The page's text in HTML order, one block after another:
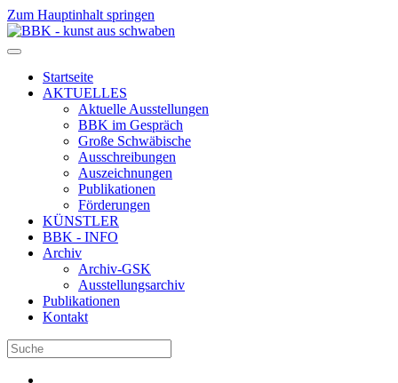
Zum Hauptinhalt springen
Startseite
AKTUELLES
Aktuelle Ausstellungen
BBK im Gespräch
Große Schwäbische
Ausschreibungen
Auszeichnungen
Publikationen
Förderungen
KÜNSTLER
BBK - INFO
Archiv
Archiv-GSK
Ausstellungsarchiv
Publikationen
Kontakt